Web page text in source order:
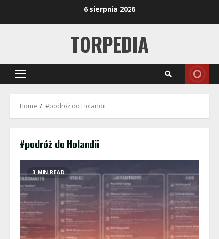
6 sierpnia 2026
TORPEDIA
Primary
Home #podróż do Holandii
#podróż do Holandii
3 MIN READ